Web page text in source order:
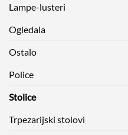
Lampe-lusteri
Ogledala
Ostalo
Police
Stolice
Trpezarijski stolovi